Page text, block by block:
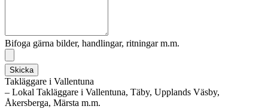
Bifoga gärna bilder, handlingar, ritningar m.m.
Skicka
Takläggare i Vallentuna
– Lokal Takläggare i Vallentuna, Täby, Upplands Väsby,
Åkersberga, Märsta m.m.